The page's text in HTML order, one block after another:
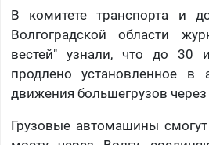
В комитете транспорта и
Волгоградской области
вестей" узнали, что до 30
продлено установленное в
движения большегрузов
Грузовые автомашины